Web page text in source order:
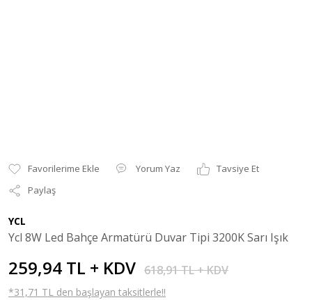
Yorum Yaz
Tavsiye Et
Paylaş
YCL
Ycl 8W Led Bahçe Armatürü Duvar Tipi 3200K Sarı Işık
259,94 TL + KDV 618,91 TL + KDV
*31,71 TL den başlayan taksitlerle!!